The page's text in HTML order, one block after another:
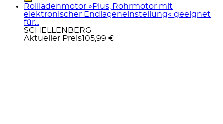
Rollladenmotor »Plus, Rohrmotor mit
elektronischer Endlageneinstellung« geeignet
für...
SCHELLENBERG
Aktueller Preis105,99 €